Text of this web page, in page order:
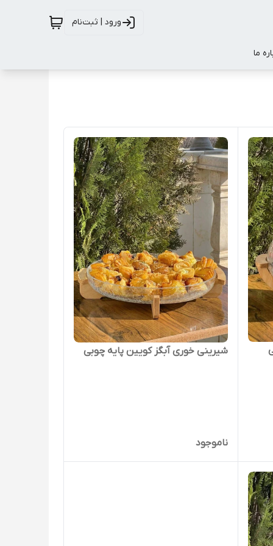
ورود | ثبت‌نام
ما
شیرینی خوری آبگز کویین پایه چوبی
ناموجود